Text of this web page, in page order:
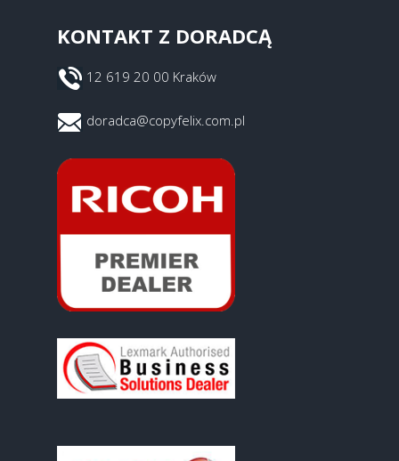
KONTAKT Z DORADCĄ
12 619 20 00 Kraków
doradca@copyfelix.com.pl